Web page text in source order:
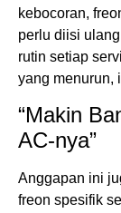
kebocoran,
perlu diisi
rutin setiap
yang menurun,
“Makin
AC-nya”
Anggapan ini
freon spesifik